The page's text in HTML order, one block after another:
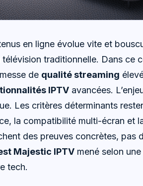
en ligne évolue vite et
traditionnelle. Dans ce
de qualité streaming
IPTV avancées.
Les critères déterminants
la compatibilité multi-écran et
des preuves concrètes, pas
Majestic IPTV mené selon
tech.